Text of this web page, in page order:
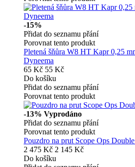
-15%
Přidat do seznamu přání
Porovnat tento produkt
Pletená šňůra W8 HT Kapr 0,25
Dyneema
65 Kč 55 Kč
Do košíku
Přidat do seznamu přání
Porovnat tento produkt
-13% Vyprodáno
Přidat do seznamu přání
Porovnat tento produkt
Pouzdro na prut Scope Ops
2 475 Kč 2 145 Kč
Do košíku